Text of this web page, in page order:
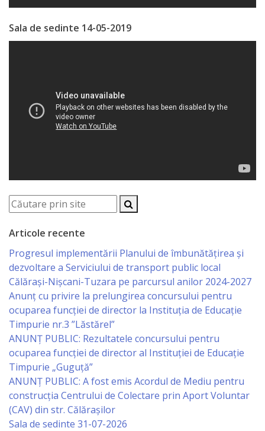
Economist
Primar
Specialist
Relații
Operator
CISC
Organigrama
Regulament
Consiliul
local
Secretarul
Consiliului
Consilieri
Sala de sedinte 14-05-2019
Articole recente
Progresul implementării Planului de îmbunătățirea și
dezvoltare a Serviciului de transport public local
Călărași-Nișcani-Tuzara pe parcursul anilor 2024-2027
Anunț cu privire la prelungirea concursului pentru
ocuparea funcţiei de director la Instituția de Educație
Timpurie nr.3 ”Lăstărel”
ANUNȚ PUBLIC: Rezultatele concursului pentru
ocuparea funcției de director al Instituției de Educație
Timpurie „Guguță”
ANUNȚ PUBLIC: A fost emis Acordul de Mediu pentru
construcția Centrului de Colectare prin Aport Voluntar
(CAV) din str. Călărașilor
Sala de sedinte 31-07-2026